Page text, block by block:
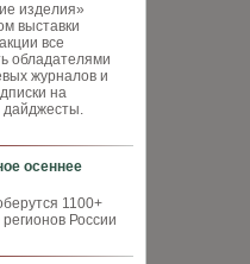
изделия»
выставки
все
обладателями
журналов и
на
дайджесты.
осеннее
1100+
России